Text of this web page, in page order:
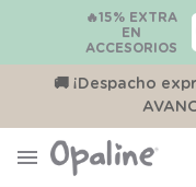
🔥15% EXTRA
EN
ACCESORIOS
🚚 ¡Despacho